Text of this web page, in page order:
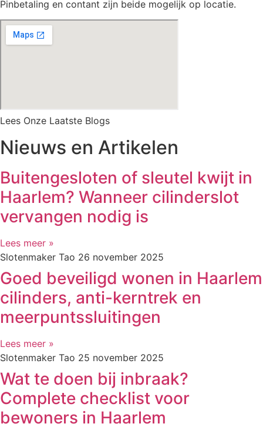
Pinbetaling en contant zijn beide mogelijk op locatie.
Lees Onze Laatste Blogs
Nieuws en Artikelen
Buitengesloten of sleutel kwijt in
Haarlem? Wanneer cilinderslot
vervangen nodig is
Lees meer »
Slotenmaker Tao 26 november 2025
Goed beveiligd wonen in Haarlem
cilinders, anti-kerntrek en
meerpuntssluitingen
Lees meer »
Slotenmaker Tao 25 november 2025
Wat te doen bij inbraak?
Complete checklist voor
bewoners in Haarlem